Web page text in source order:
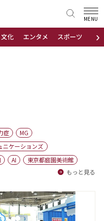
›
化 エンタメ スポーツ 地域
MENU
症
MG
ニケーションズ
AI
東京都庭園美術館
もっと見る